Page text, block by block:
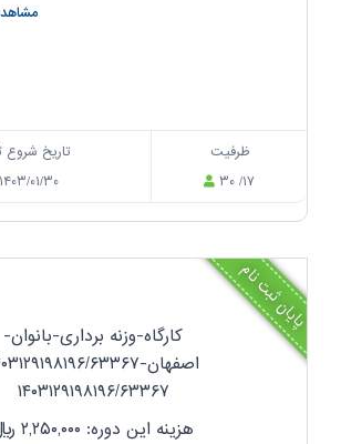
تاریخ شروع
۱۴۰۳/۰۱/۳۰
ظرفیت
۳۰ /۱۷
پایان ثبت نام
کارگاه-وزنه برداری-بانوان-
اصفهان-۱۴۰۳۱۲۹۱۹۸۱۹۶/
۱۴۰۳۱۲۹۱۹۸۱۹۶/۶۳۳۶۷
هزینه این دوره: ۲,۲۵۰,۰۰۰